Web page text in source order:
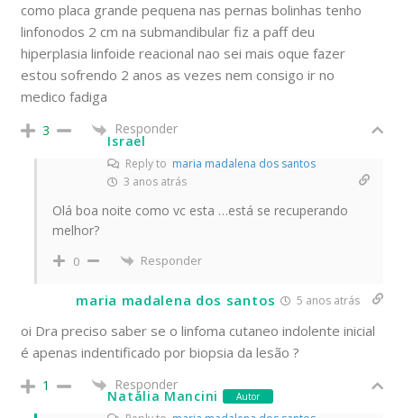
como placa grande pequena nas pernas bolinhas tenho
linfonodos 2 cm na submandibular fiz a paff deu
hiperplasia linfoide reacional nao sei mais oque fazer
estou sofrendo 2 anos as vezes nem consigo ir no
medico fadiga
3 Responder
Israel
Reply tomaria madalena dos santos
3 anos atrás
Olá boa noite como vc esta …está se recuperando
melhor?
0 Responder
maria madalena dos santos 5 anos atrás
oi Dra preciso saber se o linfoma cutaneo indolente inicial
é apenas indentificado por biopsia da lesão ?
1 Responder
Natália Mancini Autor